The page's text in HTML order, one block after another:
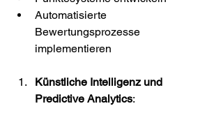
Automatisierte
Bewertungsprozesse
implementieren
Künstliche Intelligenz und
Predictive Analytics: